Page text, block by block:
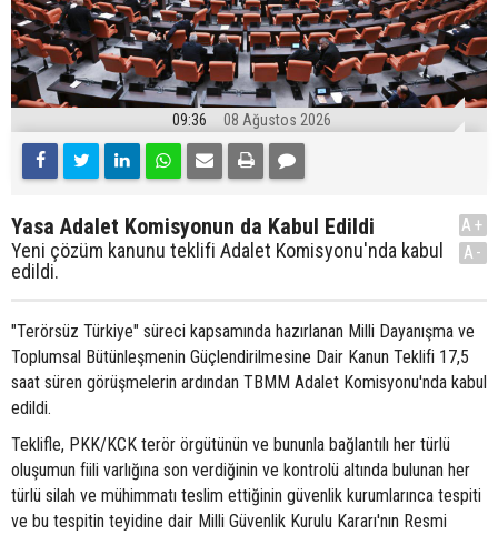
09:36 08 Ağustos 2026
Yasa Adalet Komisyonun da Kabul Edildi
Yeni çözüm kanunu teklifi Adalet Komisyonu'nda kabul
edildi.
A+
A-
"Terörsüz Türkiye" süreci kapsamında hazırlanan Milli Dayanışma ve
Toplumsal Bütünleşmenin Güçlendirilmesine Dair Kanun Teklifi 17,5
saat süren görüşmelerin ardından TBMM Adalet Komisyonu'nda kabul
edildi.
Teklifle, PKK/KCK terör örgütünün ve bununla bağlantılı her türlü
oluşumun fiili varlığına son verdiğinin ve kontrolü altında bulunan her
türlü silah ve mühimmatı teslim ettiğinin güvenlik kurumlarınca tespiti
ve bu tespitin teyidine dair Milli Güvenlik Kurulu Kararı'nın Resmi